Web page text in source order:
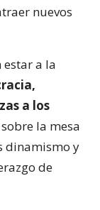
nuevos
estar a la
a los
la mesa
dinamismo y
de